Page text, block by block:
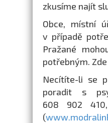
zkusíme najít
Obce, místní
v případě
Pražané
potřebným.
Necítíte-li se
poradit s
608 902
(